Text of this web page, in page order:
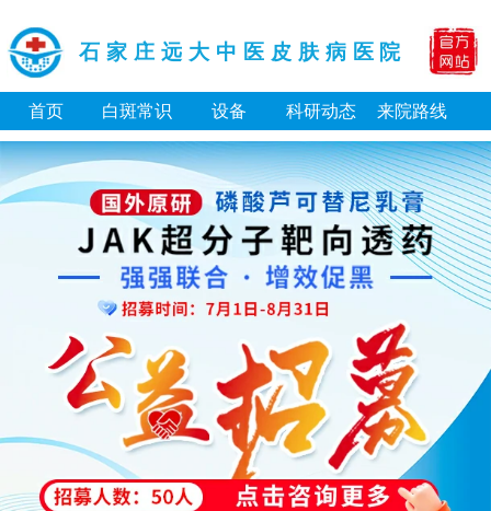
石家庄远大中医皮肤病医院
首页 白斑常识 设备 科研动态 来院路线